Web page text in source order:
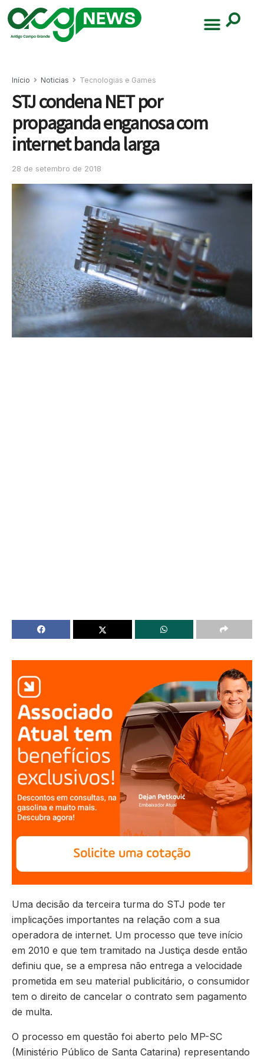
Início Noticias Tecnologias e Games
STJ condena NET por
propaganda enganosa com
internet banda larga
28 de setembro de 2018
Uma decisão da terceira turma do STJ pode ter
implicações importantes na relação com a sua
operadora de internet. Um processo que teve início
em 2010 e que tem tramitado na Justiça desde então
definiu que, se a empresa não entrega a velocidade
prometida em seu material publicitário, o consumidor
tem o direito de cancelar o contrato sem pagamento
de multa.
O processo em questão foi aberto pelo MP-SC
(Ministério Público de Santa Catarina) representando